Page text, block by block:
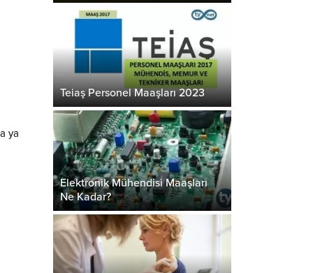
ya
Teiaş Personel Maaşları 2023
Elektronik Mühendisi Maaşları
Ne Kadar?